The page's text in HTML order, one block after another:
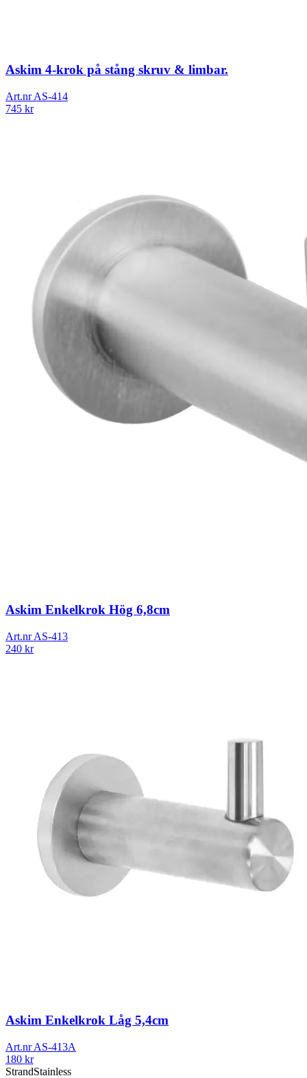
Askim 4-krok på stång skruv & limbar.
Art.nrAS-414
745 kr
Askim Enkelkrok Hög 6,8cm
Art.nrAS-413
240 kr
Askim Enkelkrok Låg 5,4cm
Art.nrAS-413A
180 kr
StrandStainless